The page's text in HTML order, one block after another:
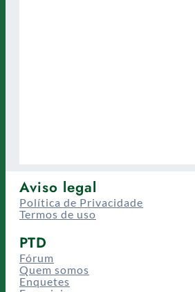
Aviso legal
Política de Privacidade
Termos de uso
PTD
Fórum
Quem somos
Enquetes